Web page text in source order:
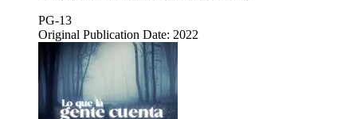
PG-13
Original Publication Date: 2022